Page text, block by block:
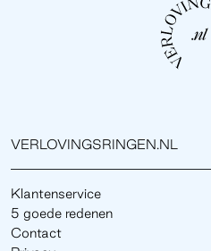
VERLOVINGSRINGEN.NL
Klantenservice
5 goede redenen
Contact